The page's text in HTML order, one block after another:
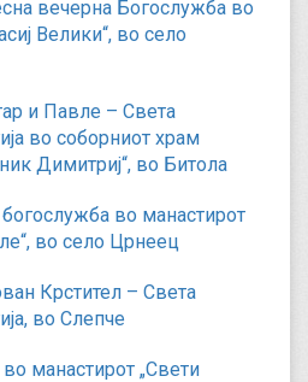
вечерна Богослужба во
Велики“, во село
и Павле – Света
во соборниот храм
Димитриј“, во Битола
во манастирот
во село Црнеец
Крстител – Света
во Слепче
манастирот „Свети